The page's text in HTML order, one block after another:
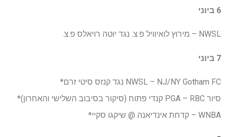
6 ביוני
NWSL – מירוץ לואיוויל פ.צ. נגד יוטה רויאלס פ.צ.
7 ביוני
NWSL – NJ/NY Gotham FC נגד קנזס סיטי זרם*
סיור PGA – RBC קנדי ​​פתוח (סיקור בסיבוב השלישי והאחרון)*
WNBA – קדחת אינדיאנה @ שיקגו סקיי*